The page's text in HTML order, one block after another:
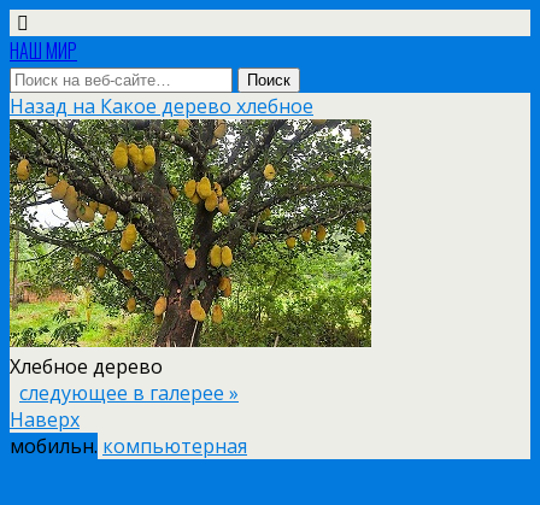
НАШ МИР
Назад на Какое дерево хлебное
Хлебное дерево
следующее в галерее »
Наверх
мобильн. компьютерная